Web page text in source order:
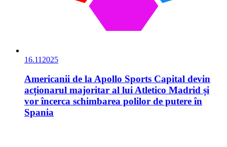
16.11 2025
Americanii de la Apollo Sports Capital devin
acționarul majoritar al lui Atletico Madrid și
vor încerca schimbarea polilor de putere în
Spania